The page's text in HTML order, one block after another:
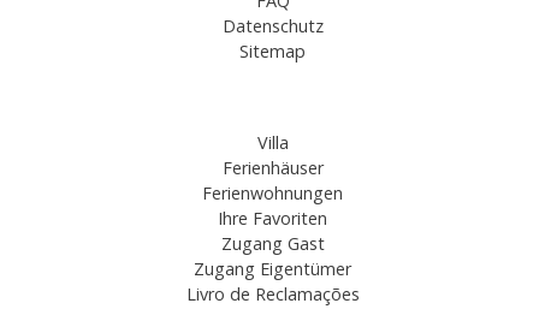
Datenschutz
Sitemap
Villa
Ferienhäuser
Ferienwohnungen
Ihre Favoriten
Zugang Gast
Zugang Eigentümer
Livro de Reclamações